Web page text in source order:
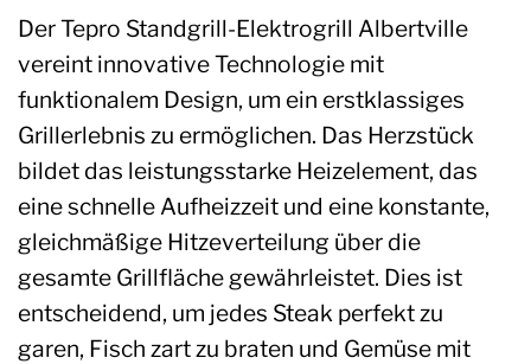
Der Tepro Standgrill-Elektrogrill Albertville
vereint innovative Technologie mit
funktionalem Design, um ein erstklassiges
Grillerlebnis zu ermöglichen. Das Herzstück
bildet das leistungsstarke Heizelement, das
eine schnelle Aufheizzeit und eine konstante,
gleichmäßige Hitzeverteilung über die
gesamte Grillfläche gewährleistet. Dies ist
entscheidend, um jedes Steak perfekt zu
garen, Fisch zart zu braten und Gemüse mit